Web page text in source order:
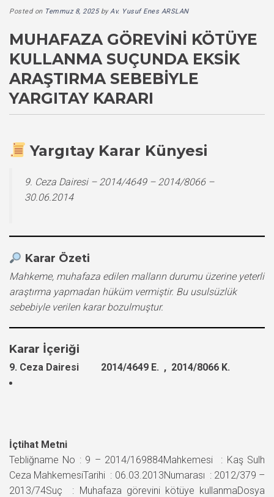
Posted on Temmuz 8, 2025byAv. Yusuf Enes ARSLAN
MUHAFAZA GÖREVINI KÖTÜYE
KULLANMA SUÇUNDA EKSIK
ARAŞTIRMA SEBEBIYLE
YARGITAY KARARI
Yargıtay Karar Künyesi
9. Ceza Dairesi – 2014/4649 – 2014/8066 –
30.06.2014
Karar Özeti
Mahkeme, muhafaza edilen malların durumu üzerine yeterli
araştırma yapmadan hüküm vermiştir. Bu usulsüzlük
sebebiyle verilen karar bozulmuştur.
Karar İçeriği
9. Ceza Dairesi 2014/4649 E. , 2014/8066 K.
İçtihat Metni
Tebliğname No : 9 – 2014/169884Mahkemesi : Kaş Sulh
Ceza MahkemesiTarihi : 06.03.2013Numarası : 2012/379 –
2013/74Suç : Muhafaza görevini kötüye kullanmaDosya